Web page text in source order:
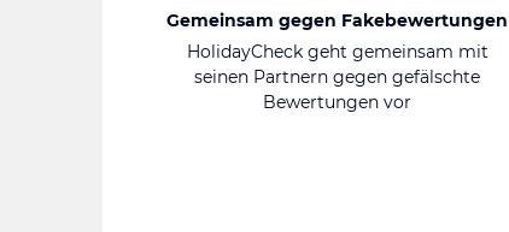
Gemeinsam gegen Fakebewertungen
HolidayCheck geht gemeinsam mit
seinen Partnern gegen gefälschte
Bewertungen vor